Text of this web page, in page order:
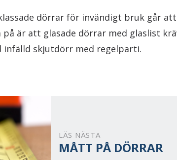
dörrar för invändigt bruk går
är att glasade dörrar med glaslist
infälld skjutdörr med regelparti.
LÄS NÄSTA
MÅTT PÅ DÖRRAR